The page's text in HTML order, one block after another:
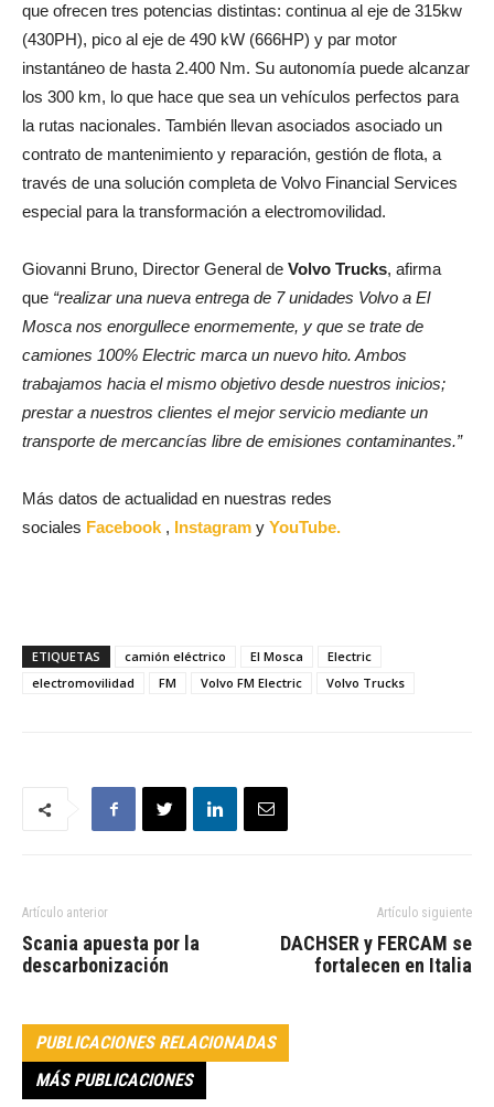
que ofrecen tres potencias distintas: continua al eje de 315kw
(430PH), pico al eje de 490 kW (666HP) y par motor
instantáneo de hasta 2.400 Nm. Su autonomía puede alcanzar
los 300 km, lo que hace que sea un vehículos perfectos para
la rutas nacionales. También llevan asociados asociado un
contrato de mantenimiento y reparación, gestión de flota, a
través de una solución completa de Volvo Financial Services
especial para la transformación a electromovilidad.
Giovanni Bruno, Director General de Volvo Trucks, afirma
que “realizar una nueva entrega de 7 unidades Volvo a El
Mosca nos enorgullece enormemente, y que se trate de
camiones 100% Electric marca un nuevo hito. Ambos
trabajamos hacia el mismo objetivo desde nuestros inicios;
prestar a nuestros clientes el mejor servicio mediante un
transporte de mercancías libre de emisiones contaminantes.”
Más datos de actualidad en nuestras redes
sociales Facebook , Instagram y YouTube.
ETIQUETAS camión eléctrico El Mosca
Electric
electromovilidad
FM Volvo FM Electric Volvo Trucks
Artículo anterior
Scania apuesta por la
descarbonización
Artículo siguiente
DACHSER y FERCAM se
fortalecen en Italia
PUBLICACIONES RELACIONADAS
MÁS PUBLICACIONES